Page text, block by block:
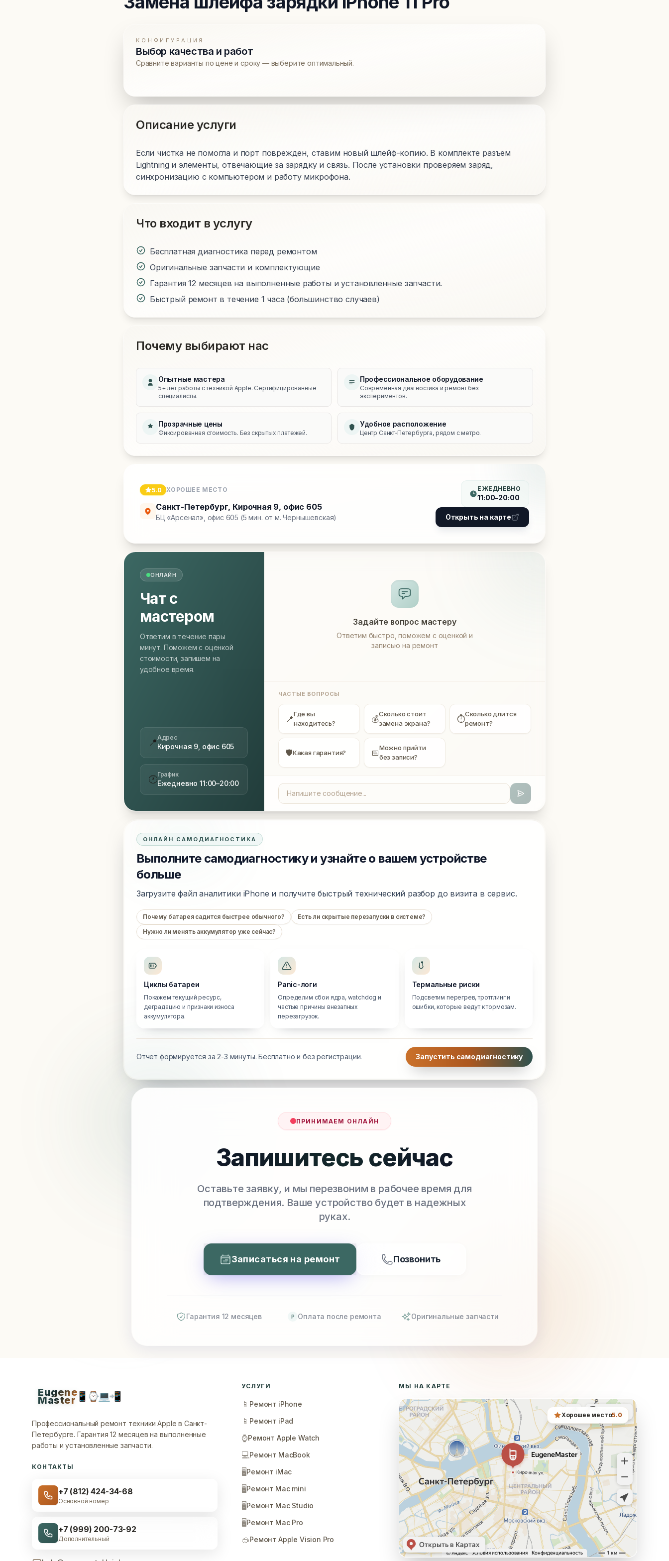
КОНФИГУРАЦИЯ
Выбор качества и работ
Сравните варианты по цене и сроку — выберите оптимальный.
Описание услуги
Если чистка не помогла и порт поврежден, ставим новый шлейф-копию. В комплекте разъем
Lightning и элементы, отвечающие за зарядку и связь. После установки проверяем заряд,
синхронизацию с компьютером и работу микрофона.
Что входит в услугу
Бесплатная диагностика перед ремонтом
Оригинальные запчасти и комплектующие
Гарантия 12 месяцев на выполненные работы и установленные запчасти.
Быстрый ремонт в течение 1 часа (большинство случаев)
Почему выбирают нас
Опытные мастера
5+ лет работы с техникой Apple. Сертифицированные
специалисты.
Профессиональное оборудование
Современная диагностика и ремонт без
экспериментов.
Прозрачные цены
Фиксированная стоимость. Без скрытых платежей.
Удобное расположение
Центр Санкт‑Петербурга, рядом с метро.
5.0 ХОРОШЕЕ МЕСТО
Санкт-Петербург, Кирочная 9, офис 605
БЦ «Арсенал», офис 605 (5 мин. от м. Чернышевская)
ЕЖЕДНЕВНО
11:00–20:00
Открыть на карте
ОНЛАЙН
Чат с
мастером
Ответим в течение пары
минут. Поможем с оценкой
стоимости, запишем на
удобное время.
📍Адрес
Кирочная 9, офис 605
🕐График
Ежедневно 11:00–20:00
Задайте вопрос мастеру
Ответим быстро, поможем с оценкой и
записью на ремонт
ЧАСТЫЕ ВОПРОСЫ
📍Где вы
находитесь?
💰Сколько стоит
замена экрана?
⏱Сколько длится
ремонт?
🛡Какая гарантия? 📅Можно прийти
без записи?
ОНЛАЙН САМОДИАГНОСТИКА
Выполните самодиагностику и узнайте о вашем устройстве
больше
Загрузите файл аналитики iPhone и получите быстрый технический разбор до визита в сервис.
Почему батарея садится быстрее обычного?
Есть ли скрытые перезапуски в системе?
Нужно ли менять аккумулятор уже сейчас?
Циклы батареи
Покажем текущий ресурс,
деградацию и признаки износа
аккумулятора.
Panic-логи
Определим сбои ядра, watchdog и
частые причины внезапных
перезагрузок.
Термальные риски
Подсветим перегрев, троттлинг и
ошибки, которые ведут к тормозам.
Отчет формируется за 2-3 минуты. Бесплатно и без регистрации. Запустить самодиагностику
ПРИНИМАЕМ ОНЛАЙН
Запишитесь сейчас
Оставьте заявку, и мы перезвоним в рабочее время для
подтверждения. Ваше устройство будет в надежных
руках.
Записаться на ремонт Позвонить
Гарантия 12 месяцев P Оплата после ремонта Оригинальные запчасти
Eugene
Master📱 ⌚💻📲
Профессиональный ремонт техники Apple в Санкт-
Петербурге. Гарантия 12 месяцев на выполненные
работы и установленные запчасти.
КОНТАКТЫ
+7 (812) 424-34-68
Основной номер
+7 (999) 200-73-92
Дополнительный
УСЛУГИ
📱 Ремонт iPhone
📱 Ремонт iPad
⌚Ремонт Apple Watch
💻Ремонт MacBook
🖥️Ремонт iMac
🖥️Ремонт Mac mini
🖥️Ремонт Mac Studio
🖥️Ремонт Mac Pro
🥽Ремонт Apple Vision Pro
МЫ НА КАРТЕ
Хорошее место5.0